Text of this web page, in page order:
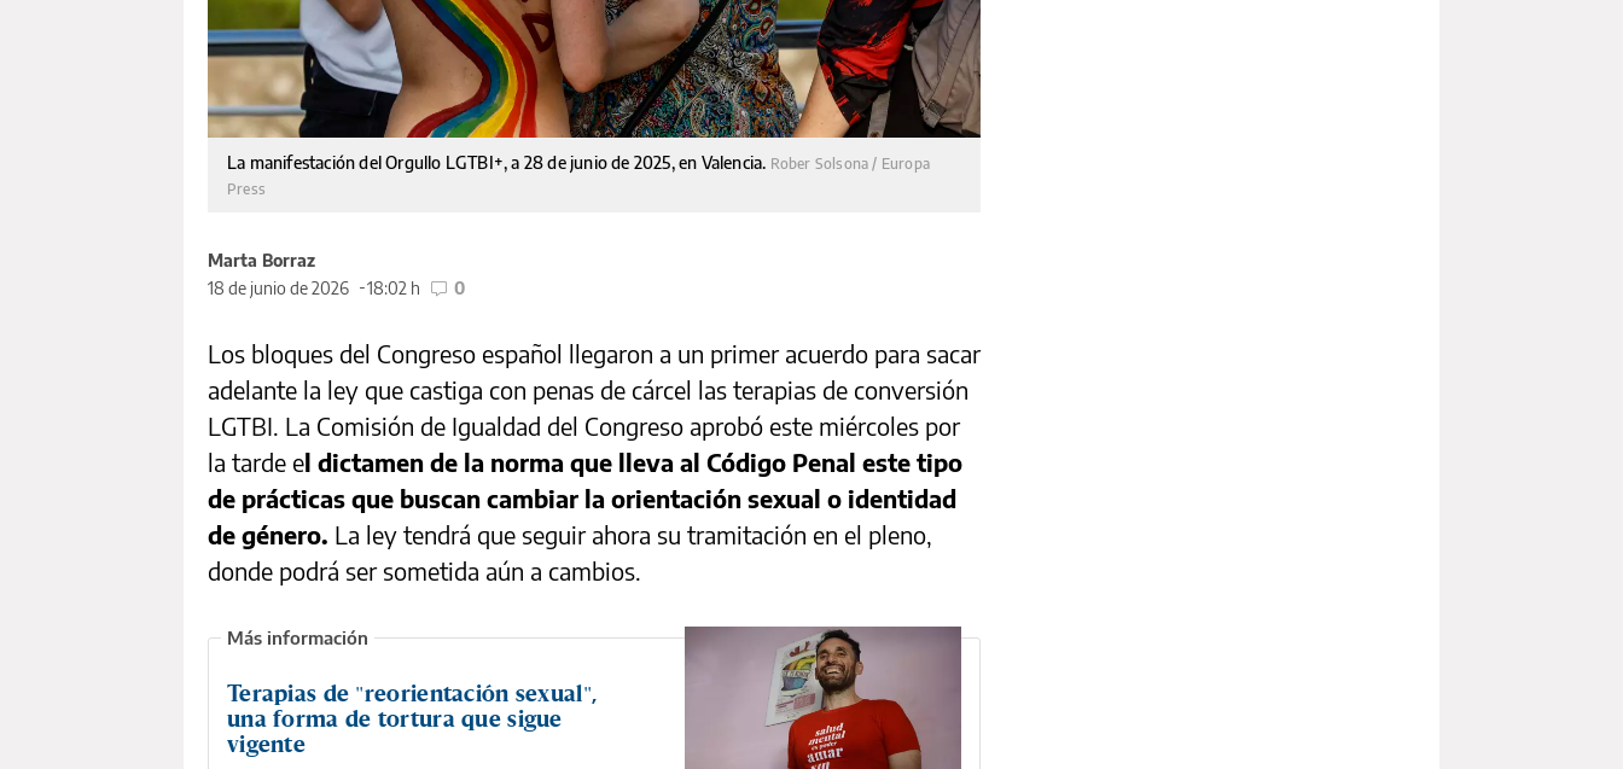
La manifestación del Orgullo LGTBI+, a 28 de junio de 2025, en Valencia. Rober Solsona / Europa
Press
Marta Borraz
18 de junio de 2026
18:02 h 0
Los bloques del Congreso español llegaron a un primer acuerdo para sacar
adelante la ley que castiga con penas de cárcel las terapias de conversión
LGTBI. La Comisión de Igualdad del Congreso aprobó este miércoles por
la tarde el dictamen de la norma que lleva al Código Penal este tipo
de prácticas que buscan cambiar la orientación sexual o identidad
de género. La ley tendrá que seguir ahora su tramitación en el pleno,
donde podrá ser sometida aún a cambios.
Terapias de "reorientación sexual",
una forma de tortura que sigue
vigente